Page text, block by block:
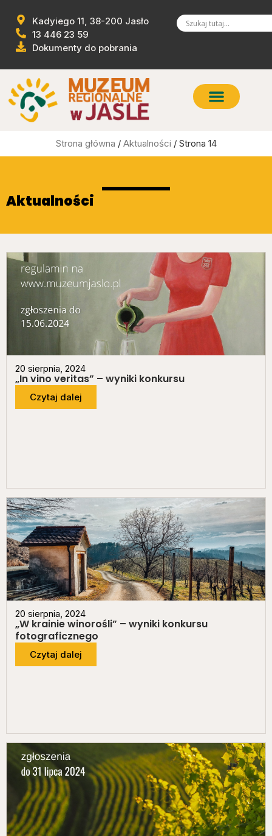
Kadyiego 11, 38-200 Jasło
13 446 23 59
Dokumenty do pobrania
Strona główna / Aktualności / Strona 14
Aktualności
20 sierpnia, 2024
„In vino veritas” – wyniki konkursu
Czytaj dalej
20 sierpnia, 2024
„W krainie winorośli” – wyniki konkursu
fotograficznego
Czytaj dalej